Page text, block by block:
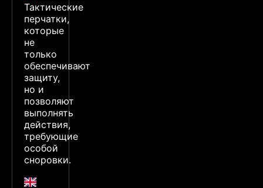
Тактические
перчатки,
которые
не
только
обеспечивают
защиту,
но и
позволяют
выполнять
действия,
требующие
особой
сноровки.